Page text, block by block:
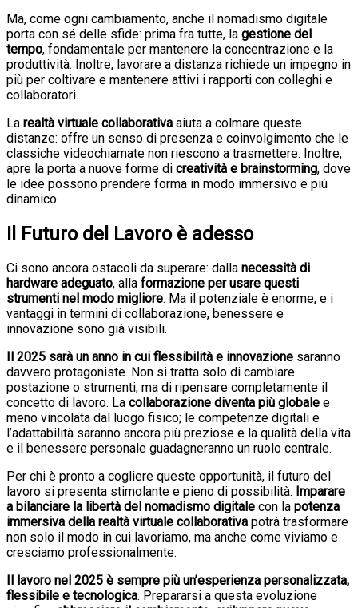
Ma, come ogni cambiamento, anche il nomadismo digitale
porta con sé delle sfide: prima fra tutte, la gestione del
tempo, fondamentale per mantenere la concentrazione e la
produttività. Inoltre, lavorare a distanza richiede un impegno in
più per coltivare e mantenere attivi i rapporti con colleghi e
collaboratori.
La realtà virtuale collaborativa aiuta a colmare queste
distanze: offre un senso di presenza e coinvolgimento che le
classiche videochiamate non riescono a trasmettere. Inoltre,
apre la porta a nuove forme di creatività e brainstorming, dove
le idee possono prendere forma in modo immersivo e più
dinamico.
Il Futuro del Lavoro è adesso
Ci sono ancora ostacoli da superare: dalla necessità di
hardware adeguato, alla formazione per usare questi
strumenti nel modo migliore. Ma il potenziale è enorme, e i
vantaggi in termini di collaborazione, benessere e
innovazione sono già visibili.
Il 2025 sarà un anno in cui flessibilità e innovazione saranno
davvero protagoniste. Non si tratta solo di cambiare
postazione o strumenti, ma di ripensare completamente il
concetto di lavoro. La collaborazione diventa più globale e
meno vincolata dal luogo fisico; le competenze digitali e
l’adattabilità saranno ancora più preziose e la qualità della vita
e il benessere personale guadagneranno un ruolo centrale.
Per chi è pronto a cogliere queste opportunità, il futuro del
lavoro si presenta stimolante e pieno di possibilità. Imparare
a bilanciare la libertà del nomadismo digitale con la potenza
immersiva della realtà virtuale collaborativa potrà trasformare
non solo il modo in cui lavoriamo, ma anche come viviamo e
cresciamo professionalmente.
Il lavoro nel 2025 è sempre più un’esperienza personalizzata,
flessibile e tecnologica. Prepararsi a questa evoluzione